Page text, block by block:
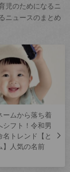
児のためになるニ
ニュースのまとめ
ームから落ち着
シフト！令和男
名トレンド【と
】人気の名前